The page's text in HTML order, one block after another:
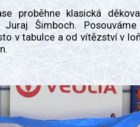
proběhne klasická
Juraj Šimboch.
v tabulce a od vítězství v